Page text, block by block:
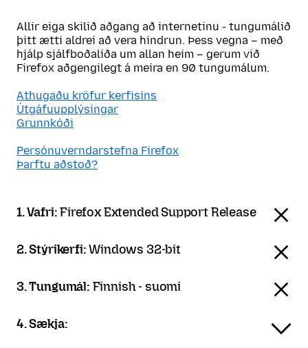
Allir eiga skilið aðgang að internetinu - tungumálið
þitt ætti aldrei að vera hindrun. Þess vegna – með
hjálp sjálfboðaliða um allan heim – gerum við
Firefox aðgengilegt á meira en 90 tungumálum.
Athugaðu kröfur kerfisins
Útgáfuupplýsingar
Grunnkóði
Persónuverndarstefna Firefox
Þarftu aðstoð?
1. Vafri:Firefox Extended Support Release
2. Stýrikerfi:Windows 32-bit
3. Tungumál: Finnish - suomi
4. Sækja: